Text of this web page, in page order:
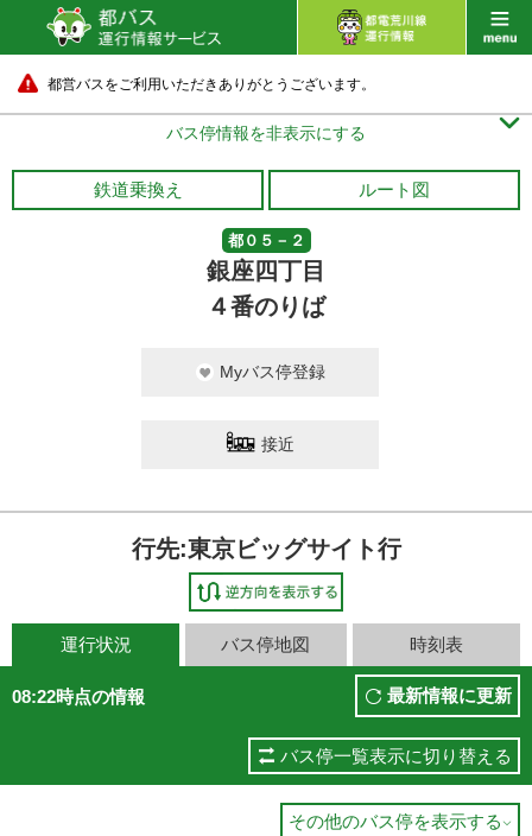
都営バスをご利用いただきありがとうございます。
バス停情報を非表示にする 
鉄道乗換え ルート図
都０５－２
銀座四丁目
４番のりば
Myバス停登録
接近
行先:東京ビッグサイト行
運行状況 バス停地図 時刻表
08:22時点の情報 最新情報に更新
バス停一覧表示に切り替える
その他のバス停を表示する 